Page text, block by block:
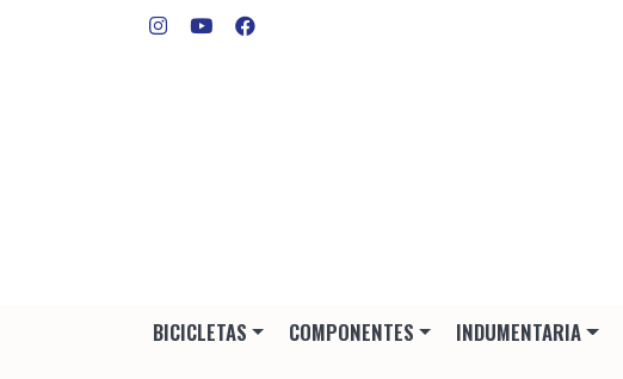
BICICLETAS COMPONENTES INDUMENTARIA